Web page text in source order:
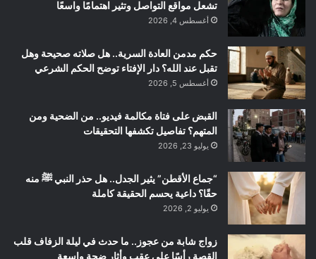
تشعل مواقع التواصل وتثير اهتمامًا واسعًا
أغسطس 4, 2026
حكم مدمن العادة السرية.. هل صلاته صحيحة وهل
تقبل عند الله؟ دار الإفتاء توضح الحكم الشرعي
أغسطس 5, 2026
القبض على فتاة مكالمة فيديو.. من الضحية ومن
المتهم؟ تفاصيل تكشفها التحقيقات
يوليو 23, 2026
“جماع الأقطن” يثير الجدل.. هل حذر النبي ﷺ منه
حقًا؟ داعية يحسم الحقيقة كاملة
يوليو 2, 2026
زواج شابة من عجوز.. ما حدث في ليلة الزفاف قلب
القصة رأسًا على عقب وأثار ضجة واسعة